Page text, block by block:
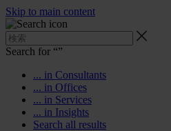
Skip to main content
Search for “”
... in Consultants
... in Offices
... in Services
... in Insights
Search all results